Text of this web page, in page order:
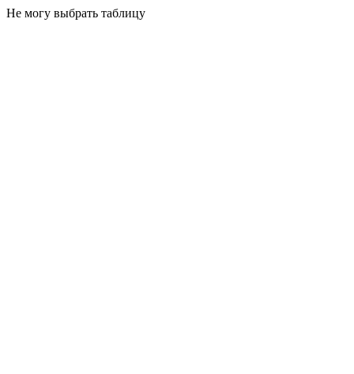
Не могу выбрать таблицу